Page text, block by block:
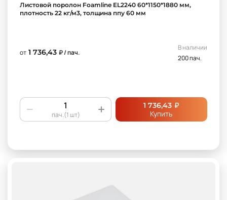
Листовой поролон Foamline EL2240 60*1150*1880 мм,
плотность 22 кг/м3, толщина ппу 60 мм
от 1 736,43 ₽ / пач.
В наличии
200 пач.
пач.(1 шт)
1 736,43 ₽
Купить